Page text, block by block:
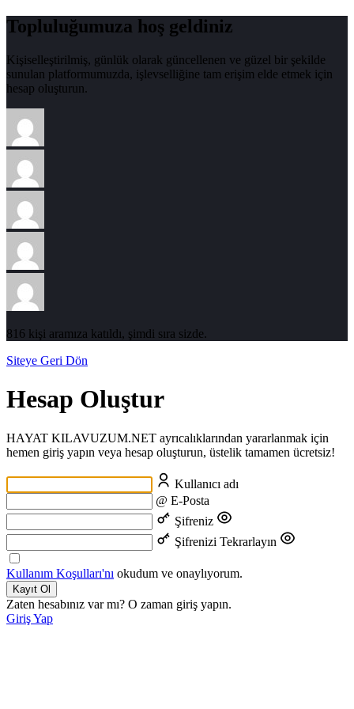
Topluluğumuza hoş geldiniz
Kişiselleştirilmiş, günlük olarak güncellenen ve güzel bir şekilde
sunulan platformumuzda, işlevselliğine tam erişim elde etmek için
hesap oluşturun.
816 kişi aramıza katıldı, şimdi sıra sizde.
Siteye Geri Dön
Hesap Oluştur
HAYAT KILAVUZUM.NET ayrıcalıklarından yararlanmak için
hemen giriş yapın veya hesap oluşturun, üstelik tamamen ücretsiz!
Kullanıcı adı
@ E-Posta
Şifreniz
Şifrenizi Tekrarlayın
Kullanım Koşulları'nı okudum ve onaylıyorum.
Kayıt Ol
Zaten hesabınız var mı? O zaman giriş yapın.
Giriş Yap